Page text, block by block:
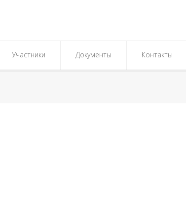
Участники Документы Контакты